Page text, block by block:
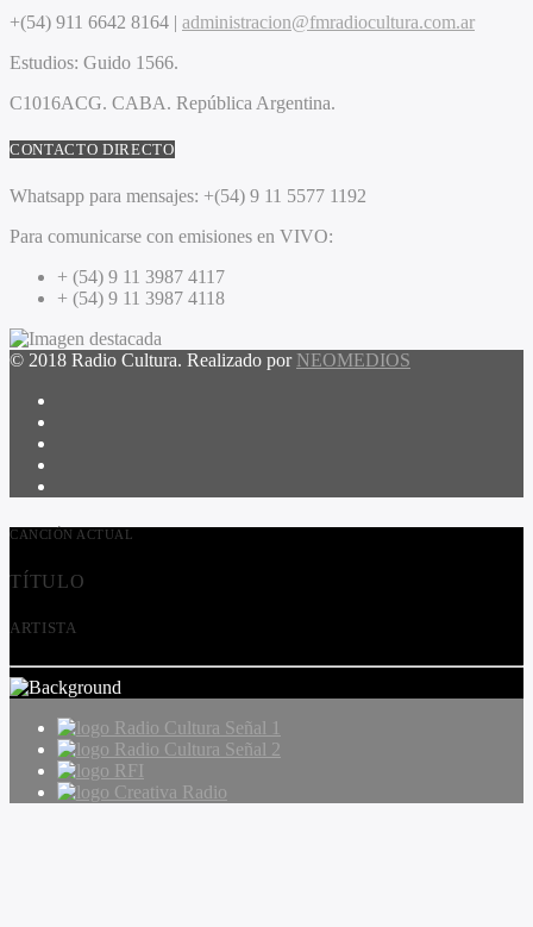
+(54) 911 6642 8164 | administracion@fmradiocultura.com.ar
Estudios: Guido 1566.
C1016ACG. CABA. República Argentina.
CONTACTO DIRECTO
Whatsapp para mensajes: +(54) 9 11 5577 1192
Para comunicarse con emisiones en VIVO:
+ (54) 9 11 3987 4117
+ (54) 9 11 3987 4118
© 2018 Radio Cultura. Realizado por NEOMEDIOS
CANCIÓN ACTUAL
TÍTULO
ARTISTA
Radio Cultura Señal 1
Radio Cultura Señal 2
RFI
Creativa Radio